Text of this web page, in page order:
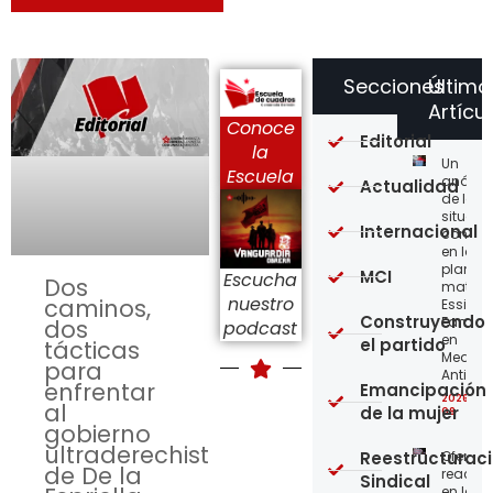
Dos
caminos,
dos
tácticas
para
enfrentar
al
gobierno
ultraderechista
de De la
Conoce
la
Escuela
Escucha
nuestro
podcast
Un
de la
en la
planta
matriz
Essity-
Familia
en
2026-
08
Secciones
Editorial
Actualidad
Internacional
MCI
Construyendo
el partido
Emancipación
de la mujer
Sindical